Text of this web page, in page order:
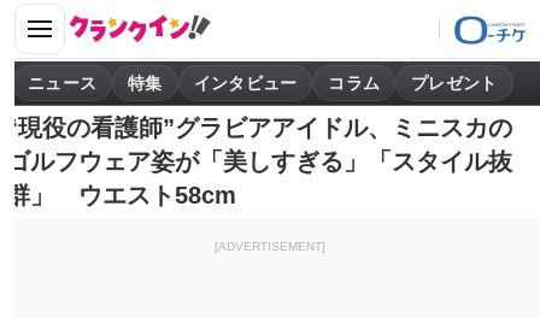
ニュース 特集 インタビュー コラム プレゼント
“現役の看護師”グラビアアイドル、ミニスカの
ゴルフウェア姿が「美しすぎる」「スタイル抜
群」 ウエスト58cm
[ADVERTISEMENT]